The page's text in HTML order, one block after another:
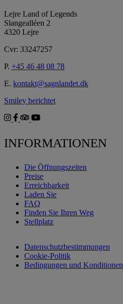
Lejre Land of Legends
Slangealléen 2
4320 Lejre
Cvr: 33247257
P. +45 46 48 08 78
E. kontakt@sagnlandet.dk
Smiley berichtet
INFORMATIONEN
Die Öffnungszeiten
Preise
Erreichbarkeit
Laden Sie
FAQ
Finden Sie Ihren Weg
Stellplatz
Datenschutzbestimmungen
Cookie-Politik
Bedingungen und Konditionen